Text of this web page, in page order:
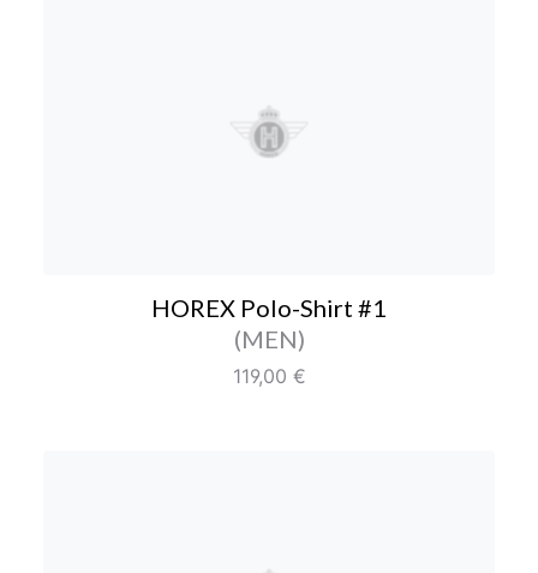
HOREX Polo-Shirt #1
HOREX Polo-Shirt #1
(MEN)Farbe/Editionen
Regulärer Preis:
119,00 €